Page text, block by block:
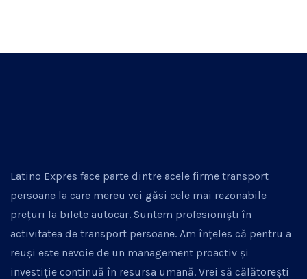
Latino Expres face parte dintre acele firme transport
persoane la care mereu vei găsi cele mai rezonabile
prețuri la bilete autocar. Suntem profesioniști în
activitatea de transport persoane. Am înțeles că pentru a
reuși este nevoie de un management proactiv și
investiție continuă în resursa umană. Vrei să călătorești